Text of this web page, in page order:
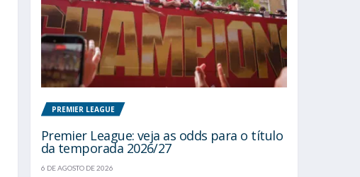
PREMIER LEAGUE
Premier League: veja as odds para o título
da temporada 2026/27
6 DE AGOSTO DE 2026